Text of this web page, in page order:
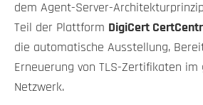
dem Agent-Server-
Teil der Plattform DigiCert
die automatische Ausstellung,
Erneuerung von TLS-Zertifikaten im
Netzwerk.